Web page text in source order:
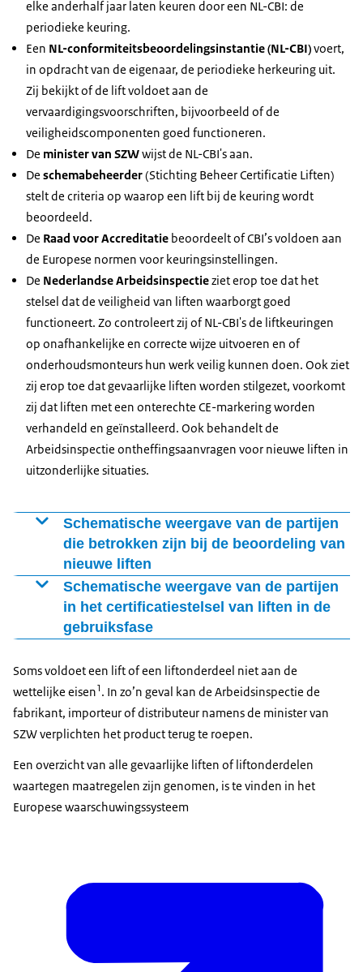
elke anderhalf jaar laten keuren door een NL-CBI: de
periodieke keuring.
Een NL-conformiteitsbeoordelingsinstantie (NL-CBI)voert,
in opdracht van de eigenaar, de periodieke herkeuring uit.
Zij bekijkt of de lift voldoet aan de
vervaardigingsvoorschriften, bijvoorbeeld of de
veiligheidscomponenten goed functioneren.
De minister van SZWwijst de NL-CBI's aan.
De schemabeheerder(Stichting Beheer Certificatie Liften)
stelt de criteria op waarop een lift bij de keuring wordt
beoordeeld.
De Raad voor Accreditatie beoordeelt of CBI’s voldoen aan
de Europese normen voor keuringsinstellingen.
De Nederlandse Arbeidsinspectieziet erop toe dat het
stelsel dat de veiligheid van liften waarborgt goed
functioneert. Zo controleert zij of NL-CBI's de liftkeuringen
op onafhankelijke en correcte wijze uitvoeren en of
onderhoudsmonteurs hun werk veilig kunnen doen. Ook ziet
zij erop toe dat gevaarlijke liften worden stilgezet, voorkomt
zij dat liften met een onterechte CE-markering worden
verhandeld en geïnstalleerd. Ook behandelt de
Arbeidsinspectie ontheffingsaanvragen voor nieuwe liften in
uitzonderlijke situaties.
Schematische weergave van de partijen
die betrokken zijn bij de beoordeling van
nieuwe liften
Vergroot afbeelding Schematische weergave van de partijen die
Schematische weergave van de partijen
in het certificatiestelsel van liften in de
gebruiksfase
Vergroot afbeelding Schematische weergave van de partijen in
Soms voldoet een lift of een liftonderdeel niet aan de
wettelijke eisen1 . In zo’n geval kan de Arbeidsinspectie de
fabrikant, importeur of distributeur namens de minister van
SZW verplichten het product terug te roepen.
Een overzicht van alle gevaarlijke liften of liftonderdelen
waartegen maatregelen zijn genomen, is te vinden in het
Europese waarschuwingssysteem